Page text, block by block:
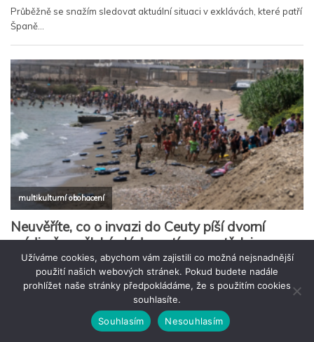
Užíváme cookies, abychom vám zajistili co možná nejsnadnější
použití našich webových stránek. Pokud budete nadále
prohlížet naše stránky předpokládáme, že s použitím cookies
souhlasíte.
Souhlasím
Nesouhlasím